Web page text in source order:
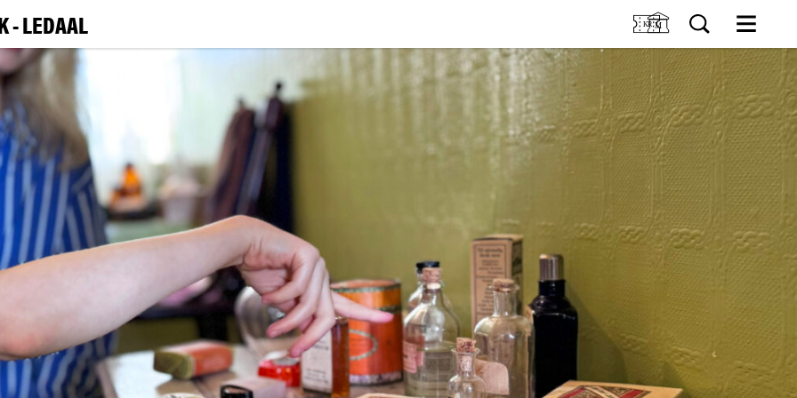
BESØK OSS
UTSTILLINGER
ARRANGEMENTER
LÆRING
NO|ENG
Kjøp billett og årskort
Bygg og samling
Utleie
Om Holmeegenes
Om Breidablikk
Om Ledaal
Ansatte
- LEDAAL M